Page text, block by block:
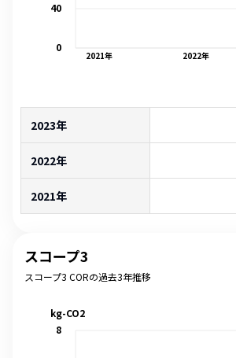
2021年 2022年
0
40
2023年
2022年
2021年
スコープ3
スコープ3 CORの過去3年推移
8
kg-CO2